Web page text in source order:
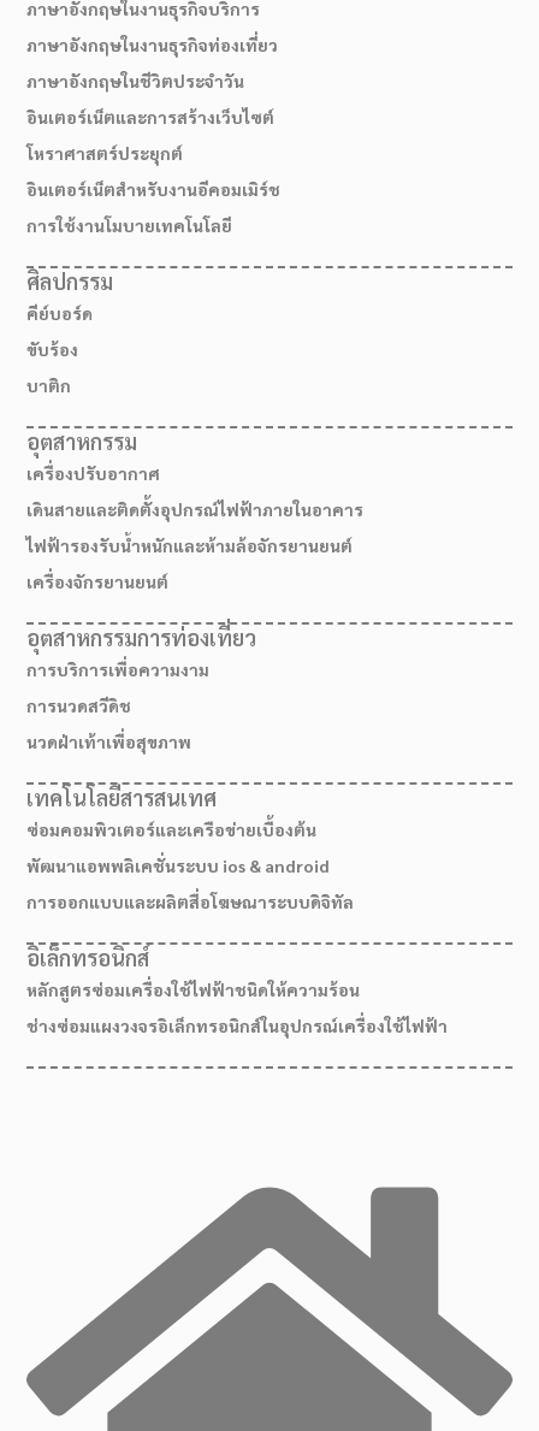
เส้นทางมาโรงเรียน
ภาษาอังกฤษในงานธุรกิจบริการ
ภาษาอังกฤษในงานธุรกิจท่องเที่ยว
ภาษาอังกฤษในชีวิตประจำวัน
อินเตอร์เน็ตและการสร้างเว็บไซต์
โหราศาสตร์ประยุกต์
อินเตอร์เน็ตสำหรับงานอีคอมเมิร์ช
การใช้งานโมบายเทคโนโลยี
ศิลปกรรม
คีย์บอร์ด
ขับร้อง
บาติก
อุตสาหกรรม
เครื่องปรับอากาศ
เดินสายและติดตั้งอุปกรณ์ไฟฟ้าภายในอาคาร
ไฟฟ้ารองรับน้ำหนักและห้ามล้อจักรยานยนต์
เครื่องจักรยานยนต์
อุตสาหกรรมการท่องเที่ยว
การบริการเพื่อความงาม
การนวดสวีดิช
นวดฝ่าเท้าเพื่อสุขภาพ
เทคโนโลยีสารสนเทศ
ซ่อมคอมพิวเตอร์และเครือข่ายเบื้องต้น
พัฒนาแอพพลิเคชั่นระบบ ios & android
การออกแบบและผลิตสื่อโฆษณาระบบดิจิทัล
อิเล็กทรอนิกส์
หลักสูตรซ่อมเครื่องใช้ไฟฟ้าชนิดให้ความร้อน
ช่างซ่อมแผงวงจรอิเล็กทรอนิกส์ในอุปกรณ์เครื่องใช้ไฟฟ้า